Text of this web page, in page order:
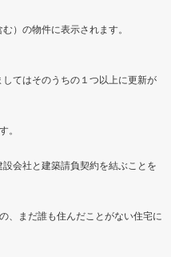
）の物件に表示されます。
てはそのうちの１つ以上に更新が
。
会社と建築請負契約を結ぶことを
、まだ誰も住んだことがない住宅に